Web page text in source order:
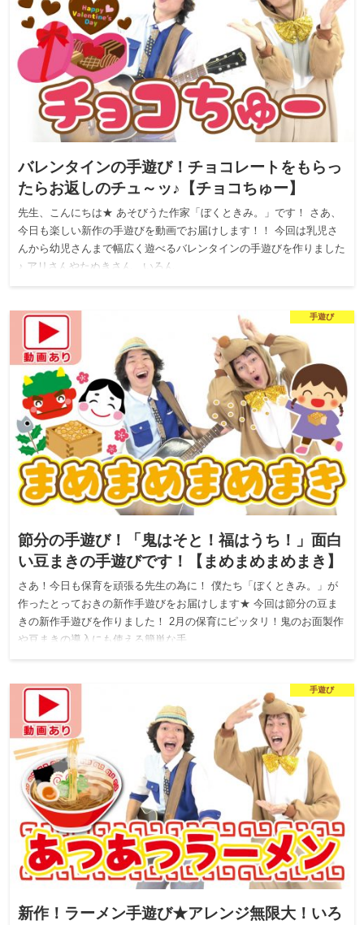
バレンタインの手遊び！チョコレートをもらっ
たらお返しのチュ～ッ♪【チョコちゅー】
先生、こんにちは★ あそびうた作家「ぼくときみ。」です！ さあ、
今日も楽しい新作の手遊びを動画でお届けします！！ 今回は乳児さ
んから幼児さんまで幅広く遊べるバレンタインの手遊びを作りました
♪ アリさんやたぬきさん、いろん…
手遊び
節分の手遊び！「鬼はそと！福はうち！」面白
い豆まきの手遊びです！【まめまめまめまき】
さあ！今日も保育を頑張る先生の為に！ 僕たち「ぼくときみ。」が
作ったとっておきの新作手遊びをお届けします★ 今回は節分の豆ま
きの新作手遊びを作りました！ 2月の保育にピッタリ！鬼のお面製作
や豆まきの導入にも使える簡単な手…
手遊び
新作！ラーメン手遊び★アレンジ無限大！いろ